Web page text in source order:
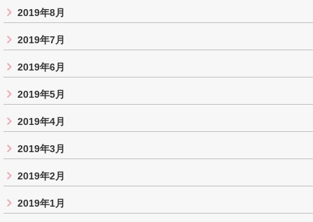
2019年8月
2019年7月
2019年6月
2019年5月
2019年4月
2019年3月
2019年2月
2019年1月